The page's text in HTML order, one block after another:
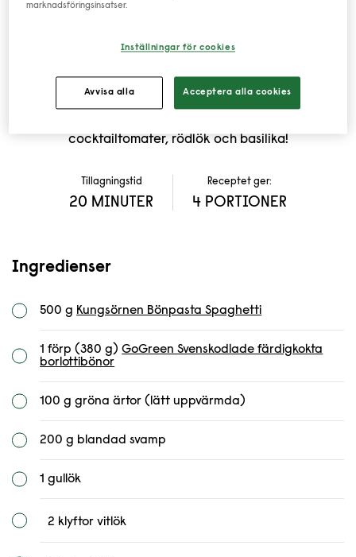
SVAMP OCH BÖNOR
umamismak av färsk svamp istället från kött. Lägg till
våra svenska borlottibönor, och vips har du en
cocktailtomater, rödlök och basilika!
Tillagningstid
20 MINUTER
Receptet ger:
4 PORTIONER
Ingredienser
500 g Kungsörnen Bönpasta Spaghetti
1 förp (380 g)GoGreen Svenskodlade färdigkokta
borlottibönor
100 g gröna ärtor (lätt uppvärmda)
200 g blandad svamp
1 gullök
2 klyftor vitlök
marknadsföringsinsatser.
Inställningar för cookies
Avvisa alla Acceptera alla cookies